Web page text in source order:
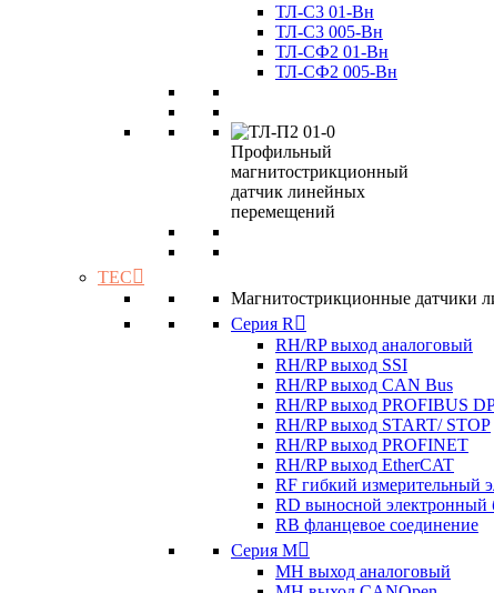
ТЛ-C3 01-Вн
ТЛ-C3 005-Вн
ТЛ-CФ2 01-Вн
ТЛ-CФ2 005-Вн
TEC
Магнитострикционные датчики
Серия R
RH/RP выход аналоговый
RH/RP выход SSI
RH/RP выход CAN Bus
RH/RP выход PROFIBUS
RH/RP выход START/ STOP
RH/RP выход PROFINET
RH/RP выход EtherCAT
RF гибкий измерительный
RD выносной электронный
RB фланцевое соединение
Серия M
MH выход аналоговый